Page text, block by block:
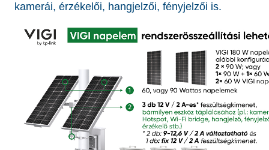
kamerái, érzékelői, hangjelzői, fényjelzői is.